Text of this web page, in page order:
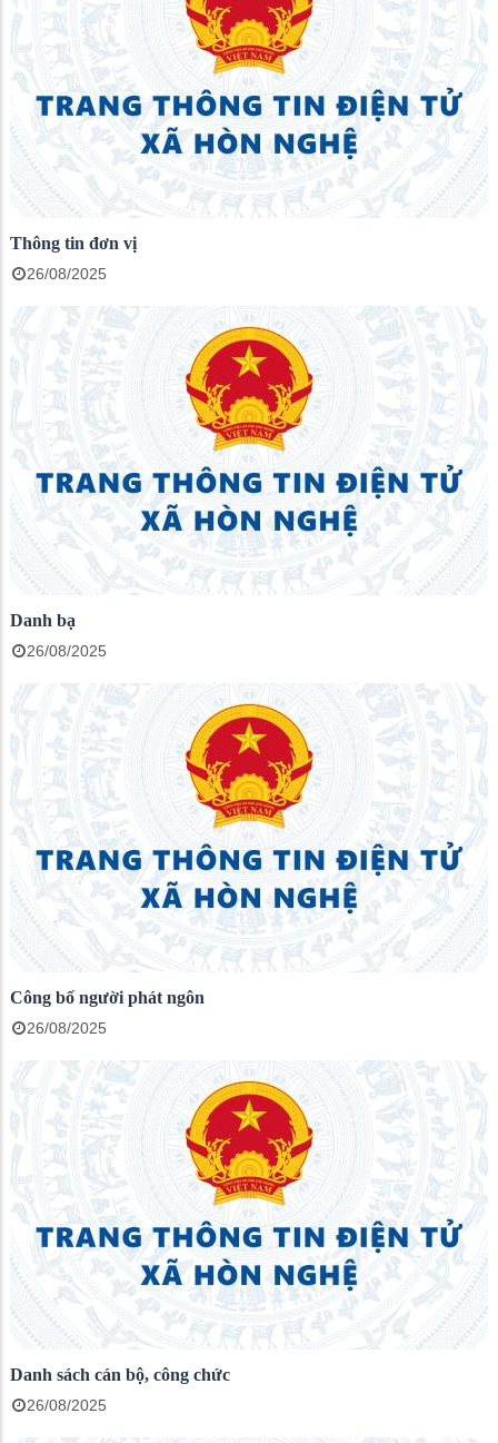
Thông tin đơn vị
26/08/2025
Danh bạ
26/08/2025
Công bố người phát ngôn
26/08/2025
Danh sách cán bộ, công chức
26/08/2025